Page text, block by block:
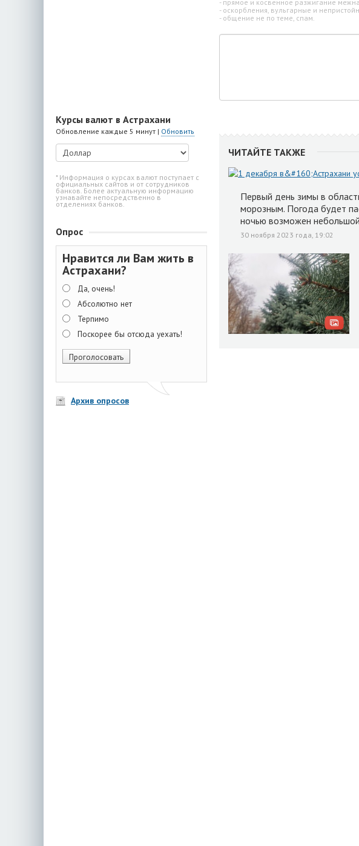
Курсы валют в Астрахани
Обновление каждые 5 минут | Обновить
* Информация о курсах валют поступает с
официальных сайтов и от сотрудников
банков. Более актуальную информацию
узнавайте непосредственно в
отделениях банков.
Опрос
Нравится ли Вам жить в
Астрахани?
Да, очень!
Абсолютно нет
Терпимо
Поскорее бы отсюда уехать!
Архив опросов
- прямое и косвенное разжигание
- оскорбления, вульгарные и
- общение не по теме, спам.
ЧИТАЙТЕ ТАКЖЕ
Первый день зимы в
морозным. Погода будет
ночью возможен
30 ноября 2023 года, 19:02